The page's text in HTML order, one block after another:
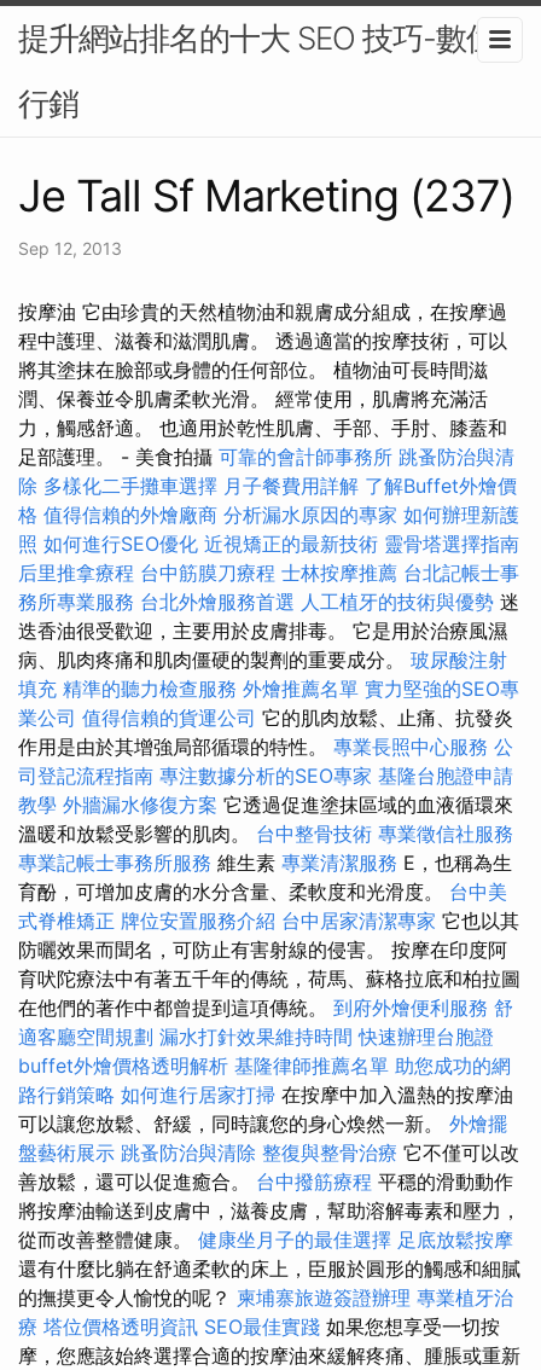
提升網站排名的十大 SEO 技巧-數位
行銷
Je Tall Sf Marketing (237)
Sep 12, 2013
按摩油 它由珍貴的天然植物油和親膚成分組成，在按摩過
程中護理、滋養和滋潤肌膚。 透過適當的按摩技術，可以
將其塗抹在臉部或身體的任何部位。 植物油可長時間滋
潤、保養並令肌膚柔軟光滑。 經常使用，肌膚將充滿活
力，觸感舒適。 也適用於乾性肌膚、手部、手肘、膝蓋和
足部護理。 - 美食拍攝 可靠的會計師事務所 跳蚤防治與清
除 多樣化二手攤車選擇 月子餐費用詳解 了解Buffet外燴價
格 值得信賴的外燴廠商 分析漏水原因的專家 如何辦理新護
照 如何進行SEO優化 近視矯正的最新技術 靈骨塔選擇指南
后里推拿療程 台中筋膜刀療程 士林按摩推薦 台北記帳士事
務所專業服務 台北外燴服務首選 人工植牙的技術與優勢 迷
迭香油很受歡迎，主要用於皮膚排毒。 它是用於治療風濕
病、肌肉疼痛和肌肉僵硬的製劑的重要成分。 玻尿酸注射
填充 精準的聽力檢查服務 外燴推薦名單 實力堅強的SEO專
業公司 值得信賴的貨運公司 它的肌肉放鬆、止痛、抗發炎
作用是由於其增強局部循環的特性。 專業長照中心服務 公
司登記流程指南 專注數據分析的SEO專家 基隆台胞證申請
教學 外牆漏水修復方案 它透過促進塗抹區域的血液循環來
溫暖和放鬆受影響的肌肉。 台中整骨技術 專業徵信社服務
專業記帳士事務所服務 維生素 專業清潔服務 E，也稱為生
育酚，可增加皮膚的水分含量、柔軟度和光滑度。 台中美
式脊椎矯正 牌位安置服務介紹 台中居家清潔專家 它也以其
防曬效果而聞名，可防止有害射線的侵害。 按摩在印度阿
育吠陀療法中有著五千年的傳統，荷馬、蘇格拉底和柏拉圖
在他們的著作中都曾提到這項傳統。 到府外燴便利服務 舒
適客廳空間規劃 漏水打針效果維持時間 快速辦理台胞證
buffet外燴價格透明解析 基隆律師推薦名單 助您成功的網
路行銷策略 如何進行居家打掃 在按摩中加入溫熱的按摩油
可以讓您放鬆、舒緩，同時讓您的身心煥然一新。 外燴擺
盤藝術展示 跳蚤防治與清除 整復與整骨治療 它不僅可以改
善放鬆，還可以促進癒合。 台中撥筋療程 平穩的滑動動作
將按摩油輸送到皮膚中，滋養皮膚，幫助溶解毒素和壓力，
從而改善整體健康。 健康坐月子的最佳選擇 足底放鬆按摩
還有什麼比躺在舒適柔軟的床上，臣服於圓形的觸感和細膩
的撫摸更令人愉悅的呢？ 柬埔寨旅遊簽證辦理 專業植牙治
療 塔位價格透明資訊 SEO最佳實踐 如果您想享受一切按
摩，您應該始終選擇合適的按摩油來緩解疼痛、腫脹或重新